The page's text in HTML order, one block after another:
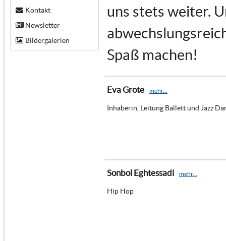
Kontakt
Newsletter
Bildergalerien
uns stets weiter.
Spaß machen!
Eva Grote mehr...
Inhaberin, Leitung Ballett und Jazz
Sonbol Eghtessadi mehr...
Hip Hop